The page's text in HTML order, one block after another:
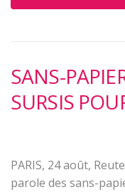
SANS-
SURSIS
PARIS, 24 août,
parole des sans-